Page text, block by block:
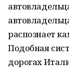
распознает
Подобная
дорогах